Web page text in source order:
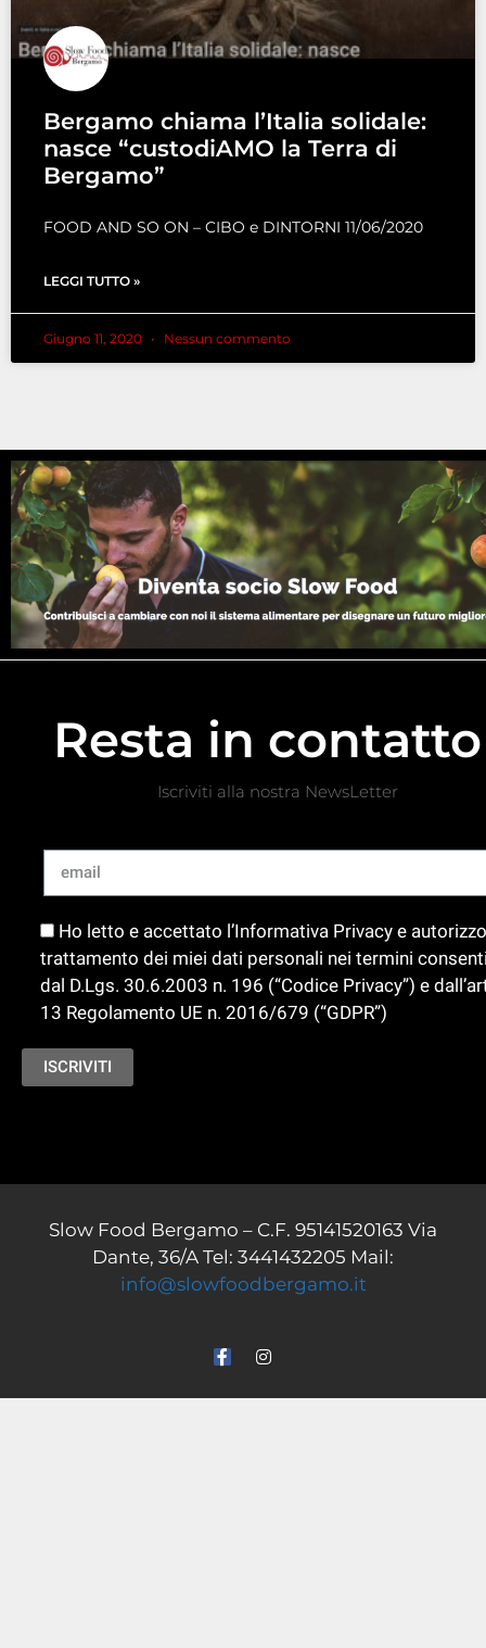
Bergamo chiama l’Italia solidale:
nasce “custodiAMO la Terra di
Bergamo”
FOOD AND SO ON – CIBO e DINTORNI 11/06/2020
LEGGI TUTTO »
Giugno 11, 2020 Nessun commento
Resta in contatto
Iscriviti alla nostra NewsLetter
Ho letto e accettato l’Informativa Privacy e
trattamento dei miei dati personali nei termini
dal D.Lgs. 30.6.2003 n. 196 (“Codice Privacy”) e
13 Regolamento UE n. 2016/679 (“GDPR”)
Slow Food Bergamo – C.F. 95141520163 Via
Dante, 36/A Tel: 3441432205 Mail:
info@slowfoodbergamo.it